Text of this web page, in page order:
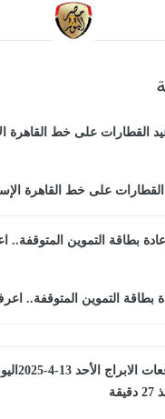
على خط القاهرة
بطاقة التموين المتوقفة..